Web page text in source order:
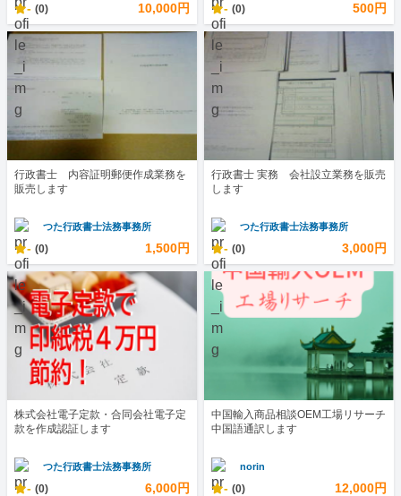
- (0) 10,000円 - (0) 500円
行政書士 内容証明郵便作成業務を
販売します
つた行政書士法務事務所
- (0) 1,500円
行政書士 実務 会社設立業務を販売
します
つた行政書士法務事務所
- (0) 3,000円
株式会社電子定款・合同会社電子定
款を作成認証します
つた行政書士法務事務所
- (0) 6,000円
中国輸入商品相談OEM工場リサーチ
中国語通訳します
norin
- (0) 12,000円